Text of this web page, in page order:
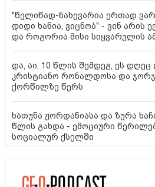
"წელიწად-ნახევარია ერთად
დიდი ხანია, ვიცნობ" - ვინ არის
და როგორია მისი სიყვარულის
და, აი, 10 წლის შემდეგ, ეს დღეც
კრისტიანო რონალდოსა და
ქორწილზე წერს
ხათუნა ჟორდანიასა და ზურა
წლის გახდა - ემოციური
სოციალურ ქსელში